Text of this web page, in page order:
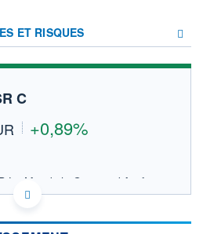
ET RISQUES
FORUM
C
+0,89%
La Mondiale Gestion d'Actifs
CONNU AU 04/08/2026